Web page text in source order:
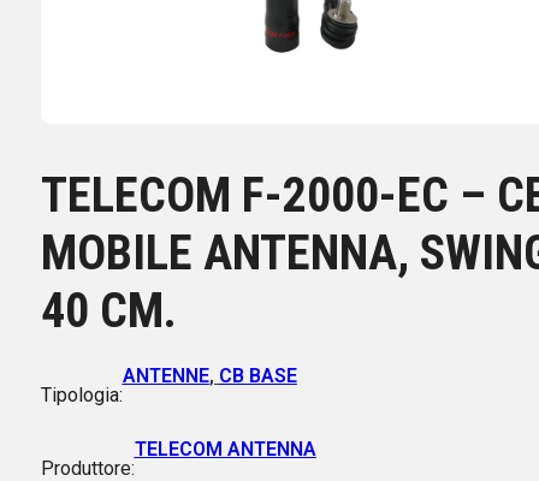
TELECOM F-2000-EC –
MOBILE ANTENNA,
40 CM.
Tipologia:
ANTENNE, CB BASE
Produttore:
TELECOM ANTENNA